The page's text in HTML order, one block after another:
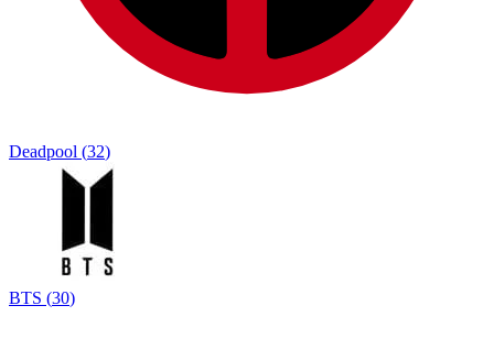
Deadpool (32)
BTS (30)